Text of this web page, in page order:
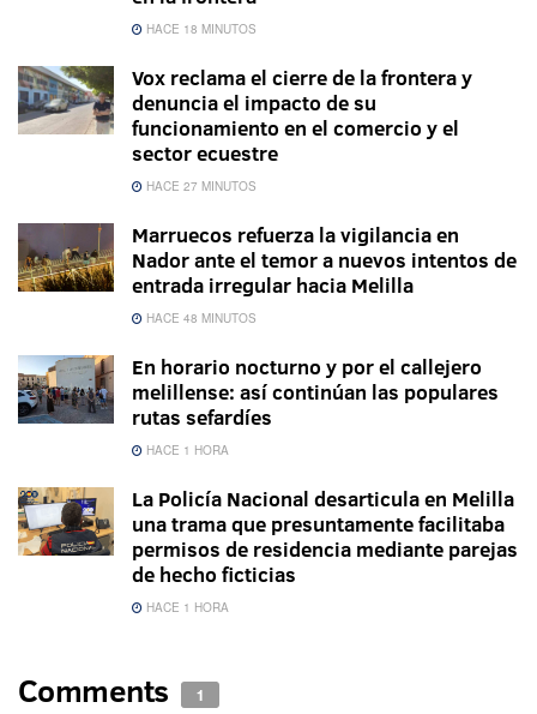
HACE 18 MINUTOS
Vox reclama el cierre de la frontera y
denuncia el impacto de su
funcionamiento en el comercio y el
sector ecuestre
HACE 27 MINUTOS
Marruecos refuerza la vigilancia en
Nador ante el temor a nuevos intentos de
entrada irregular hacia Melilla
HACE 48 MINUTOS
En horario nocturno y por el callejero
melillense: así continúan las populares
rutas sefardíes
HACE 1 HORA
La Policía Nacional desarticula en Melilla
una trama que presuntamente facilitaba
permisos de residencia mediante parejas
de hecho ficticias
HACE 1 HORA
Comments 1